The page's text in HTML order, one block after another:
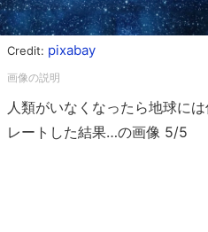
Credit: pixabay
人類がいなくなったら地球に
レートした結果…の画像 5/5